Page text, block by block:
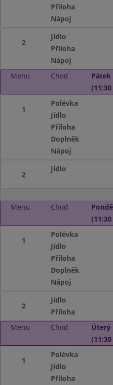
Příloha
Nápoj
2
Jídlo
Příloha
Nápoj
Menu
Chod
Pátek
1
Polévka
Jídlo
Příloha
Doplněk
Nápoj
2
Jídlo
Menu Chod
1
Polévka
Jídlo
Příloha
Doplněk
Nápoj
2
Jídlo
Příloha
Menu
Chod
Úterý
1
Polévka
Jídlo
Příloha